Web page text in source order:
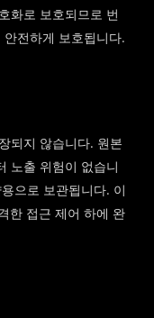
화로 보호되므로 번
전하게 보호됩니다.
되지 않습니다. 원본
노출 위험이 없습니
으로 보관됩니다. 이
한 접근 제어 하에 완